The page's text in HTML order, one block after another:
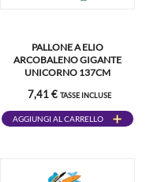
PALLONE A ELIO
ARCOBALENO GIGANTE
UNICORNO 137CM
7,41 € TASSE INCLUSE
AGGIUNGI AL CARRELLO